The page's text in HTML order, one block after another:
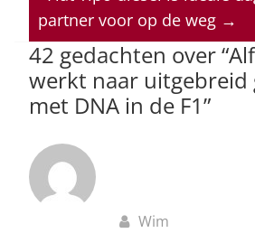
p o
k
partner voor op de weg →
42 gedachten over “
werkt naar uitgebreid
met DNA in de F1”
Wim